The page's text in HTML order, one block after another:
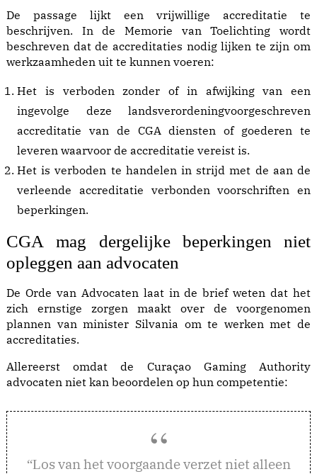
De passage lijkt een vrijwillige accreditatie te
beschrijven. In de Memorie van Toelichting wordt
beschreven dat de accreditaties nodig lijken te zijn om
werkzaamheden uit te kunnen voeren:
Het is verboden zonder of in afwijking van een
ingevolge deze landsverordeningvoorgeschreven
accreditatie van de CGA diensten of goederen te
leveren waarvoor de accreditatie vereist is.
Het is verboden te handelen in strijd met de aan de
verleende accreditatie verbonden voorschriften en
beperkingen.
CGA mag dergelijke beperkingen niet
opleggen aan advocaten
De Orde van Advocaten laat in de brief weten dat het
zich ernstige zorgen maakt over de voorgenomen
plannen van minister Silvania om te werken met de
accreditaties.
Allereerst omdat de Curaçao Gaming Authority
advocaten niet kan beoordelen op hun competentie:
“Los van het voorgaande verzet niet alleen